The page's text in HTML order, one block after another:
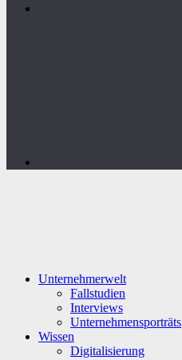
Unternehmerwelt
Fallstudien
Interviews
Unternehmensporträts
Wissen
Digitalisierung